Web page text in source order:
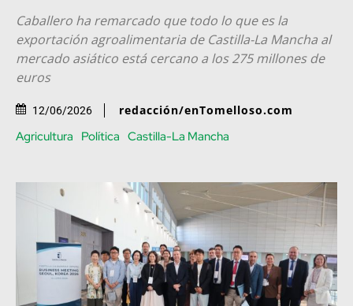
Caballero ha remarcado que todo lo que es la
exportación agroalimentaria de Castilla-La Mancha al
mercado asiático está cercano a los 275 millones de
euros
12/06/2026 redacción/enTomelloso.com
Agricultura Política Castilla-La Mancha